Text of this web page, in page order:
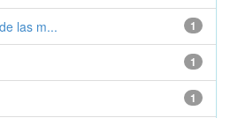
1
las m...
1
1